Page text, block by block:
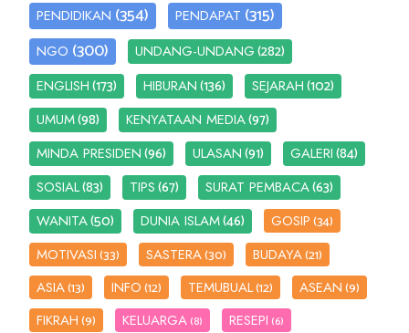
PENDIDIKAN (354) PENDAPAT (315)
NGO (300) UNDANG-UNDANG(282)
ENGLISH(173) HIBURAN(136) SEJARAH(102)
UMUM(98) KENYATAAN MEDIA(97)
MINDA PRESIDEN(96) ULASAN(91) GALERI(84)
SOSIAL(83) TIPS(67) SURAT PEMBACA(63)
WANITA(50) DUNIA ISLAM(46) GOSIP(34)
MOTIVASI(33) SASTERA(30) BUDAYA(21)
ASIA(13) INFO(12) TEMUBUAL(12) ASEAN(9)
FIKRAH(9) KELUARGA (8) RESEPI (6)